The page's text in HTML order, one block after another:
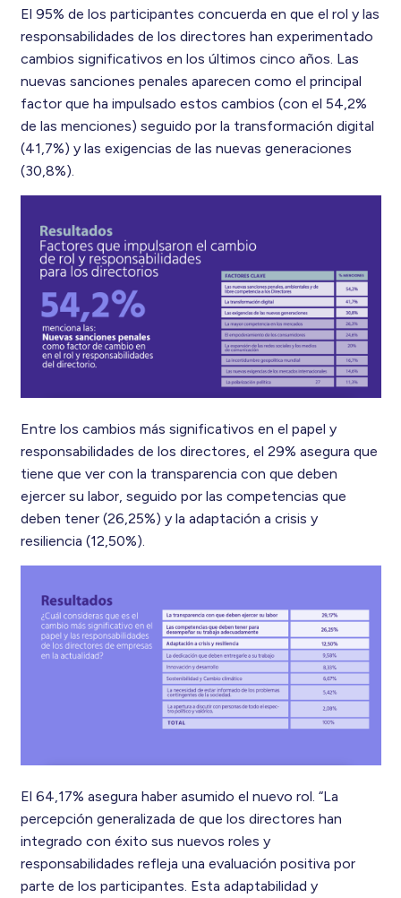
El 95% de los participantes concuerda en que el rol y las
responsabilidades de los directores han experimentado
cambios significativos en los últimos cinco años. Las
nuevas sanciones penales aparecen como el principal
factor que ha impulsado estos cambios (con el 54,2%
de las menciones) seguido por la transformación digital
(41,7%) y las exigencias de las nuevas generaciones
(30,8%).
Entre los cambios más significativos en el papel y
responsabilidades de los directores, el 29% asegura que
tiene que ver con la transparencia con que deben
ejercer su labor, seguido por las competencias que
deben tener (26,25%) y la adaptación a crisis y
resiliencia (12,50%).
El 64,17% asegura haber asumido el nuevo rol. “La
percepción generalizada de que los directores han
integrado con éxito sus nuevos roles y
responsabilidades refleja una evaluación positiva por
parte de los participantes. Esta adaptabilidad y